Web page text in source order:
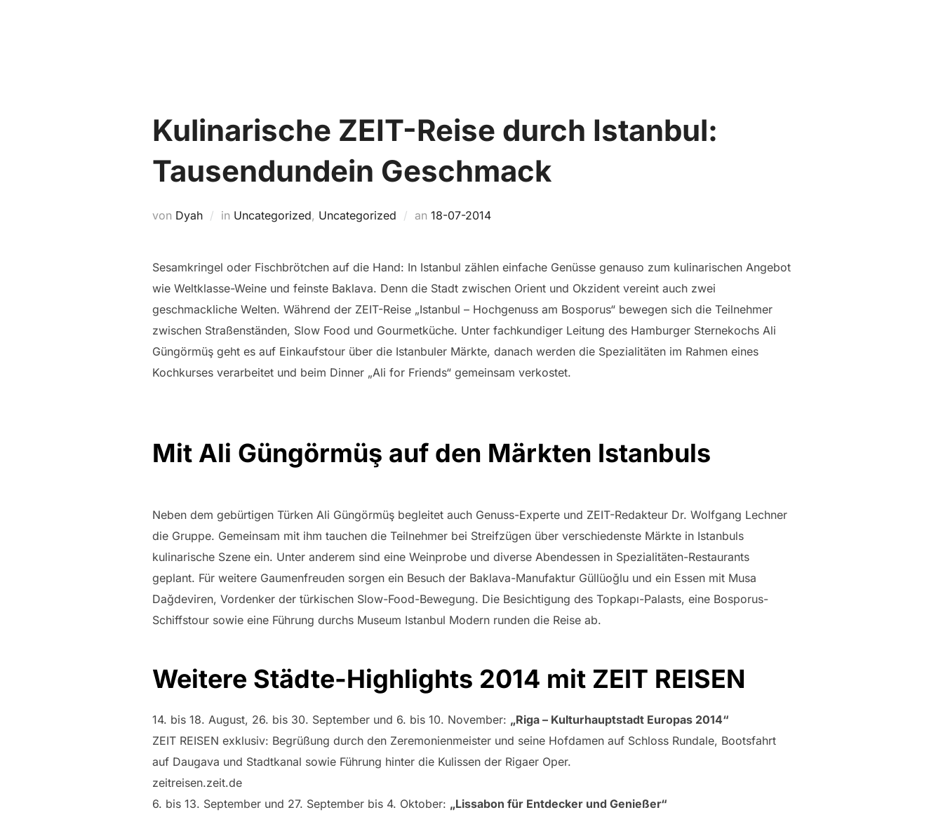
Kulinarische ZEIT-Reise durch Istanbul:
Tausendundein Geschmack
von Dyah in Uncategorized, Uncategorized an Veröffentlicht
18-07-2014
Sesamkringel oder Fischbrötchen auf die Hand: In Istanbul zählen einfache Genüsse genauso zum kulinarischen Angebot
wie Weltklasse-Weine und feinste Baklava. Denn die Stadt zwischen Orient und Okzident vereint auch zwei
geschmackliche Welten. Während der ZEIT-Reise „Istanbul – Hochgenuss am Bosporus“ bewegen sich die Teilnehmer
zwischen Straßenständen, Slow Food und Gourmetküche. Unter fachkundiger Leitung des Hamburger Sternekochs Ali
Güngörmüş geht es auf Einkaufstour über die Istanbuler Märkte, danach werden die Spezialitäten im Rahmen eines
Kochkurses verarbeitet und beim Dinner „Ali for Friends“ gemeinsam verkostet.
Mit Ali Güngörmüş auf den Märkten Istanbuls
Neben dem gebürtigen Türken Ali Güngörmüş begleitet auch Genuss-Experte und ZEIT-Redakteur Dr. Wolfgang Lechner
die Gruppe. Gemeinsam mit ihm tauchen die Teilnehmer bei Streifzügen über verschiedenste Märkte in Istanbuls
kulinarische Szene ein. Unter anderem sind eine Weinprobe und diverse Abendessen in Spezialitäten-Restaurants
geplant. Für weitere Gaumenfreuden sorgen ein Besuch der Baklava-Manufaktur Güllüoğlu und ein Essen mit Musa
Dağdeviren, Vordenker der türkischen Slow-Food-Bewegung. Die Besichtigung des Topkapı-Palasts, eine Bosporus-
Schiffstour sowie eine Führung durchs Museum Istanbul Modern runden die Reise ab.
Weitere Städte-Highlights 2014 mit ZEIT REISEN
14. bis 18. August, 26. bis 30. September und 6. bis 10. November: „Riga – Kulturhauptstadt Europas 2014“
ZEIT REISEN exklusiv: Begrüßung durch den Zeremonienmeister und seine Hofdamen auf Schloss Rundale, Bootsfahrt
auf Daugava und Stadtkanal sowie Führung hinter die Kulissen der Rigaer Oper.
zeitreisen.zeit.de
6. bis 13. September und 27. September bis 4. Oktober: „Lissabon für Entdecker und Genießer“